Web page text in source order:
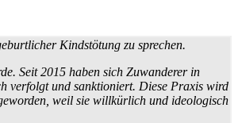
Kindstötung zu sprechen.
Seit 2015 haben sich Zuwanderer in
verfolgt und sanktioniert. Diese Praxis wird
weil sie willkürlich und ideologisch